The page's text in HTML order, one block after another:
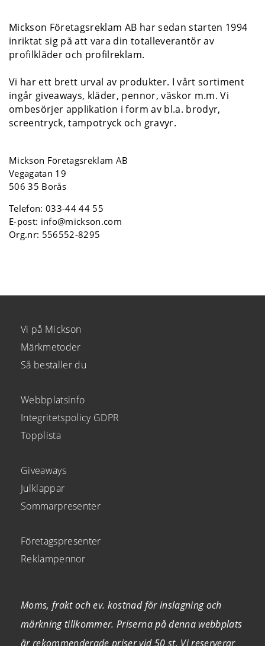
Mickson Företagsreklam AB har sedan starten 1994
inriktat sig på att vara din totalleverantör av
profilkläder och profilreklam.
Vi har ett brett urval av produkter. I vårt sortiment
ingår giveaways, kläder, pennor, väskor m.m. Vi
ombesörjer applikation i form av bl.a. brodyr,
screentryck, tampotryck och gravyr.
Mickson Företagsreklam AB
Vegagatan 19
506 35 Borås
Telefon:033-44 44 55
E-post: info@mickson.com
Org.nr: 556552-8295
Vi på Mickson
Märkmetoder
Så beställer du
Webbplatsinfo
Integritetspolicy GDPR
Topplista
Giveaways
Julklappar
Sommarpresenter
Företagspresenter
Reklampennor
Moms, frakt och ev. kostnad för inslagning och
märkning tillkommer. Priserna på denna webbplats
är rekommenderade priser vid 50 st. Vi reserverar